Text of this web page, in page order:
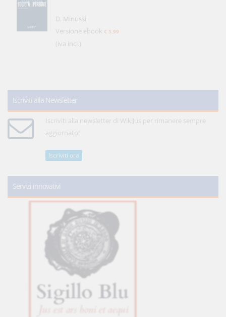
D. Minussi
Versione ebook € 5,99
(iva incl.)
Iscriviti alla Newsletter
Iscriviti alla newsletter di WikiJus per rimanere sempre
aggiornato!
Iscriviti ora
Servizi innovativi